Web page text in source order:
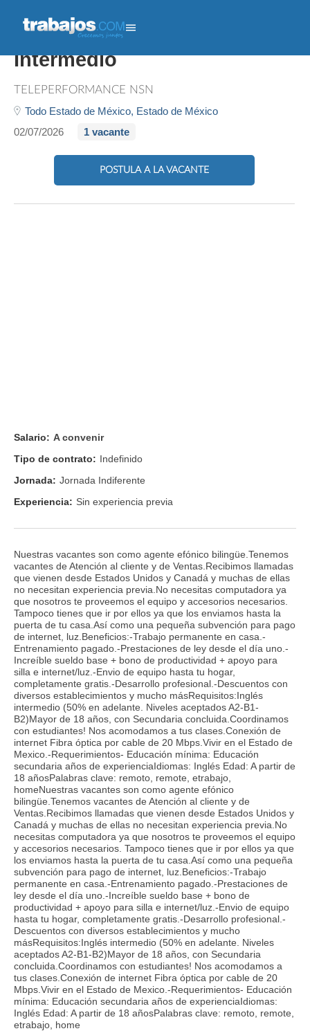
Trabajo Desde Casa - Ingles
Intermedio
TELEPERFORMANCE NSN
Todo Estado de México, Estado de México
02/07/2026
1 vacante
POSTULA A LA VACANTE
Salario: A convenir
Tipo de contrato: Indefinido
Jornada: Jornada Indiferente
Experiencia: Sin experiencia previa
Nuestras vacantes son como agente efónico bilingüe.Tenemos
vacantes de Atención al cliente y de Ventas.Recibimos llamadas
que vienen desde Estados Unidos y Canadá y muchas de ellas
no necesitan experiencia previa.No necesitas computadora ya
que nosotros te proveemos el equipo y accesorios necesarios.
Tampoco tienes que ir por ellos ya que los enviamos hasta la
puerta de tu casa.Así como una pequeña subvención para pago
de internet, luz.Beneficios:-Trabajo permanente en casa.-
Entrenamiento pagado.-Prestaciones de ley desde el día uno.-
Increíble sueldo base + bono de productividad + apoyo para
silla e internet/luz.-Envio de equipo hasta tu hogar,
completamente gratis.-Desarrollo profesional.-Descuentos con
diversos establecimientos y mucho másRequisitos:Inglés
intermedio (50% en adelante. Niveles aceptados A2-B1-
B2)Mayor de 18 años, con Secundaria concluida.Coordinamos
con estudiantes! Nos acomodamos a tus clases.Conexión de
internet Fibra óptica por cable de 20 Mbps.Vivir en el Estado de
Mexico.-Requerimientos- Educación mínima: Educación
secundaria años de experienciaIdiomas: Inglés Edad: A partir de
18 añosPalabras clave: remoto, remote, etrabajo,
homeNuestras vacantes son como agente efónico
bilingüe.Tenemos vacantes de Atención al cliente y de
Ventas.Recibimos llamadas que vienen desde Estados Unidos y
Canadá y muchas de ellas no necesitan experiencia previa.No
necesitas computadora ya que nosotros te proveemos el equipo
y accesorios necesarios. Tampoco tienes que ir por ellos ya que
los enviamos hasta la puerta de tu casa.Así como una pequeña
subvención para pago de internet, luz.Beneficios:-Trabajo
permanente en casa.-Entrenamiento pagado.-Prestaciones de
ley desde el día uno.-Increíble sueldo base + bono de
productividad + apoyo para silla e internet/luz.-Envio de equipo
hasta tu hogar, completamente gratis.-Desarrollo profesional.-
Descuentos con diversos establecimientos y mucho
másRequisitos:Inglés intermedio (50% en adelante. Niveles
aceptados A2-B1-B2)Mayor de 18 años, con Secundaria
concluida.Coordinamos con estudiantes! Nos acomodamos a
tus clases.Conexión de internet Fibra óptica por cable de 20
Mbps.Vivir en el Estado de Mexico.-Requerimientos- Educación
mínima: Educación secundaria años de experienciaIdiomas:
Inglés Edad: A partir de 18 añosPalabras clave: remoto, remote,
etrabajo, home